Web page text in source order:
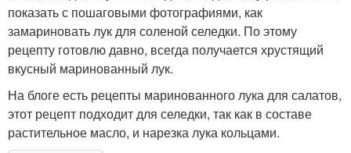
показать с пошаговыми фотографиями, как
замариновать лук для соленой селедки. По этому
рецепту готовлю давно, всегда получается хрустящий
вкусный маринованный лук.
На блоге есть рецепты маринованного лука для салатов,
этот рецепт подходит для селедки, так как в составе
растительное масло, и нарезка лука кольцами.